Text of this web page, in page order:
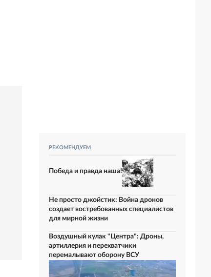
РЕКОМЕНДУЕМ
Победа и правда наша!
Не просто джойстик: Война дронов
создает востребованных специалистов
для мирной жизни
Воздушный кулак "Центра": Дроны,
артиллерия и перехватчики
перемалывают оборону ВСУ